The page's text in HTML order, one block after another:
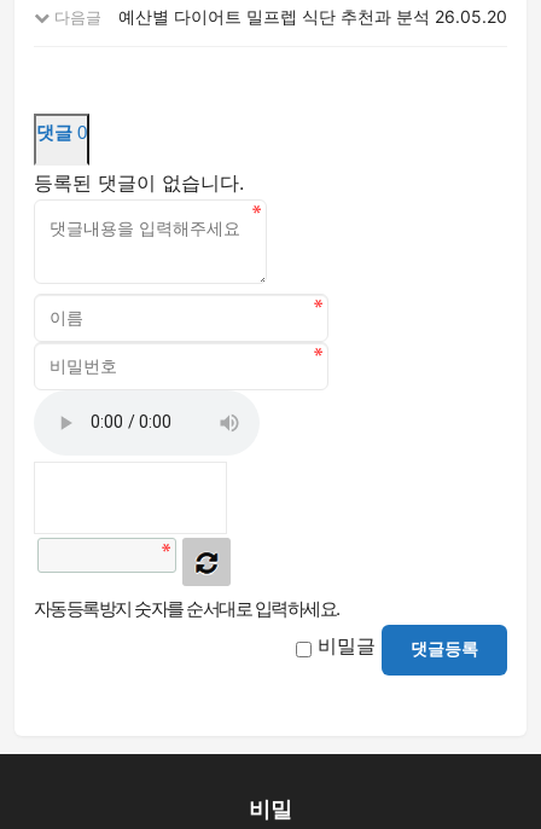
다음글 예산별 다이어트 밀프렙 식단 추천과 분석 26.05.20
댓글 0
등록된 댓글이 없습니다.
자동등록방지 숫자를 순서대로 입력하세요.
비밀글 댓글등록
비밀